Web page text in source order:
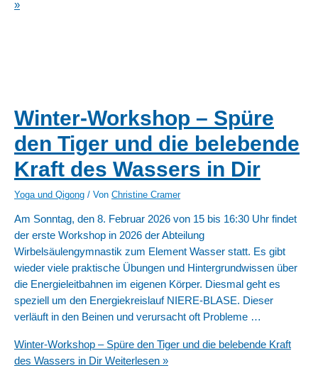
»
Winter-Workshop – Spüre
den Tiger und die belebende
Kraft des Wassers in Dir
Yoga und Qigong / Von Christine Cramer
Am Sonntag, den 8. Februar 2026 von 15 bis 16:30 Uhr findet
der erste Workshop in 2026 der Abteilung
Wirbelsäulengymnastik zum Element Wasser statt. Es gibt
wieder viele praktische Übungen und Hintergrundwissen über
die Energieleitbahnen im eigenen Körper. Diesmal geht es
speziell um den Energiekreislauf NIERE-BLASE. Dieser
verläuft in den Beinen und verursacht oft Probleme …
Winter-Workshop – Spüre den Tiger und die belebende Kraft
des Wassers in Dir Weiterlesen »